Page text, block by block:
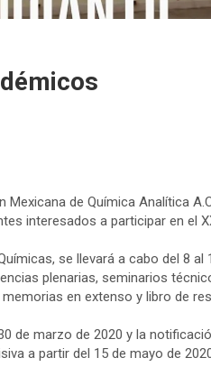
de Química Analítica
interesados a participar en el
se llevará a cabo del 8 al
plenarias, seminarios
en extenso y libro de
de marzo de 2020 y la
a partir del 15 de mayo de